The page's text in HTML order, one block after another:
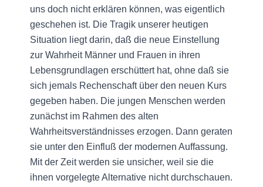
uns doch nicht erklären können, was eigentlich
geschehen ist. Die Tragik unserer heutigen
Situation liegt darin, daß die neue Einstellung
zur Wahrheit Männer und Frauen in ihren
Lebensgrundlagen erschüttert hat, ohne daß sie
sich jemals Rechenschaft über den neuen Kurs
gegeben haben. Die jungen Menschen werden
zunächst im Rahmen des alten
Wahrheitsverständnisses erzogen. Dann geraten
sie unter den Einfluß der modernen Auffassung.
Mit der Zeit werden sie unsicher, weil sie die
ihnen vorgelegte Alternative nicht durchschauen.